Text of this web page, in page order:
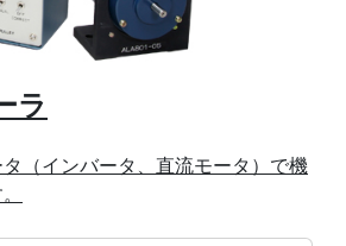
ラ
（インバータ、直流モータ）で機